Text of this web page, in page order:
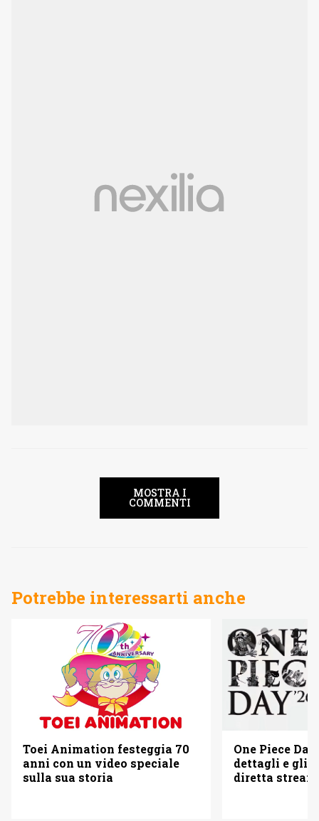
MOSTRA I
COMMENTI
Potrebbe interessarti anche
Toei Animation festeggia 70
anni con un video speciale
sulla sua storia
One Piece
dettagli e gli
diretta